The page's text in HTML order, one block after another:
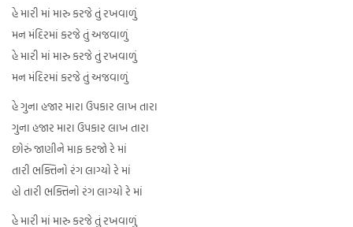
હે મારી માં મારુ કરજે તું રખવાળું
મન મંદિરમાં કરજે તું અજવાળું
હે મારી માં મારુ કરજે તું રખવાળું
મન મંદિરમાં કરજે તું અજવાળું
હે ગુના હજાર મારા ઉપકાર લાખ તારા
ગુના હજાર મારા ઉપકાર લાખ તારા
છોરું જાણીને માફ કરજો રે માં
તારી ભક્તિનો રંગ લાગ્યો રે માં
હો તારી ભક્તિનો રંગ લાગ્યો રે માં
હે મારી માં મારુ કરજે તું રખવાળું